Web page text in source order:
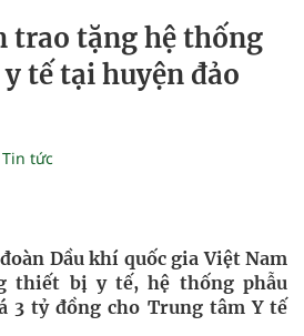
trao tặng hệ thống
tế tại huyện đảo
Tin tức
Dầu khí quốc gia Việt Nam
thiết bị y tế, hệ thống phẫu
tỷ đồng cho Trung tâm Y tế